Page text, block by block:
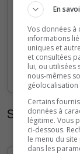
0
1
Sep Oct
En
Vos données
informations
uniques et
et consultées
lui, ou utilisées
nous-mêmes
géolocalisation
Certains
données à
légitime. Vous
ci-dessous.
le menu du
dans les